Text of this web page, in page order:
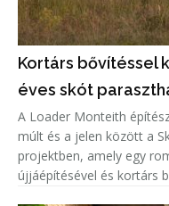
Kortárs bővítéssel
éves skót
A Loader Monteith
múlt és a jelen között a
projektben, amely egy
újjáépítésével és kortárs